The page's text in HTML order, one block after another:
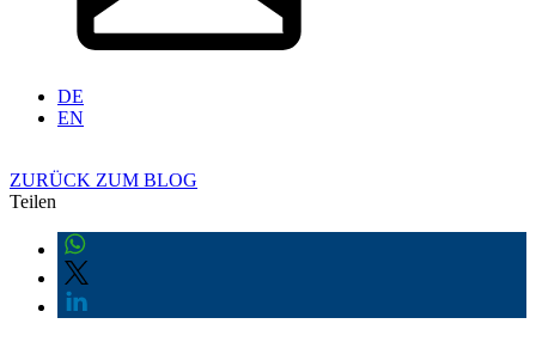
DE
EN
ZURÜCK ZUM BLOG
Teilen